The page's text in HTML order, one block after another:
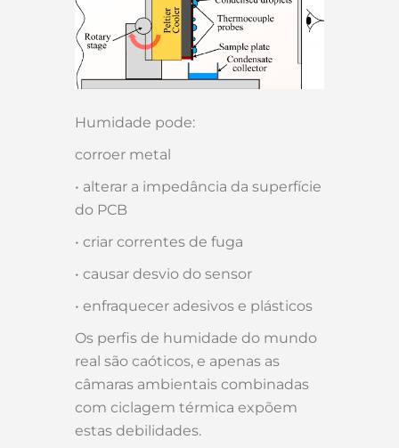
Humidade pode:
corroer metal
• alterar a impedância da superfície
do PCB
• criar correntes de fuga
• causar desvio do sensor
• enfraquecer adesivos e plásticos
Os perfis de humidade do mundo
real são caóticos, e apenas as
câmaras ambientais combinadas
com ciclagem térmica expõem
estas debilidades.